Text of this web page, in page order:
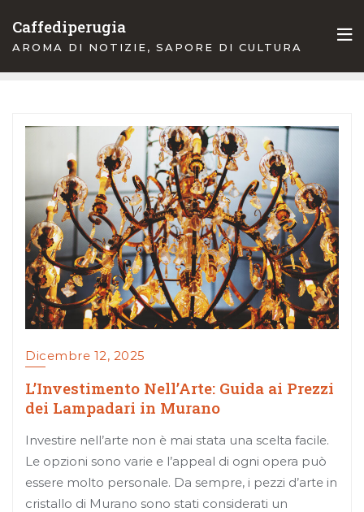
content
Caffediperugia
AROMA DI NOTIZIE, SAPORE DI CULTURA
Dicembre 12, 2025
L’Investimento Nell’Arte: Guida ai Prezzi
dei Lampadari in Murano
Investire nell’arte non è mai stata una scelta facile.
Le opzioni sono varie e l’appeal di ogni opera può
essere molto personale. Da sempre, i pezzi d’arte in
cristallo di Murano sono stati considerati un